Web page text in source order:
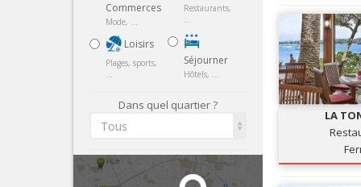
Commerces
Mode, ...
Loisirs
Plages, sports,
...
Restaurants,
...
Séjourner
Hôtels, ...
Dans quel quartier ?
Tous
LA